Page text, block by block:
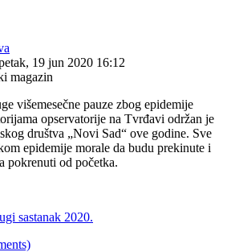
19 jun 2020 16:12
magazin
višemesečne pauze zbog epidemije
opservatorije na Tvrđavi održan je
društva „Novi Sad“ ove godine. Sve
epidemije morale da budu prekinute i
pokrenuti od početka.
sastanak 2020.